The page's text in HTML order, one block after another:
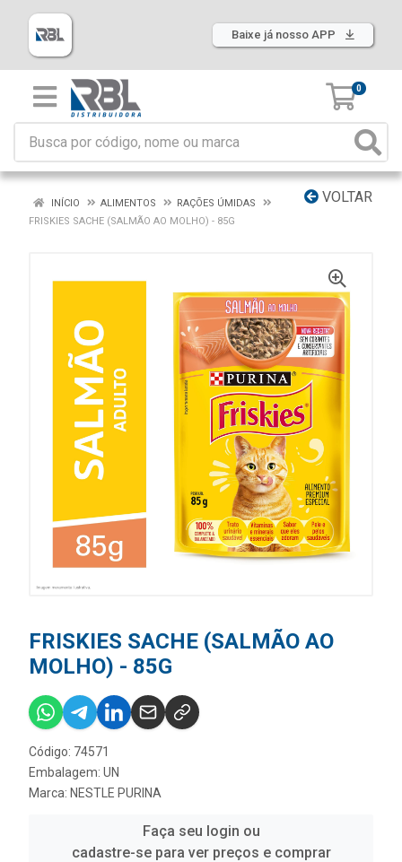
Baixe já nosso APP
0
VOLTAR
INÍCIO ALIMENTOS
RAÇÕES ÚMIDAS
FRISKIES SACHE (SALMÃO AO MOLHO) - 85G
FRISKIES SACHE (SALMÃO AO
MOLHO) - 85G
Código: 74571
Embalagem: UN
Marca: NESTLE PURINA
Faça seu login ou
cadastre-se para ver preços e comprar